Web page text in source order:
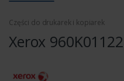
Części do drukarek i kopiarek
Xerox